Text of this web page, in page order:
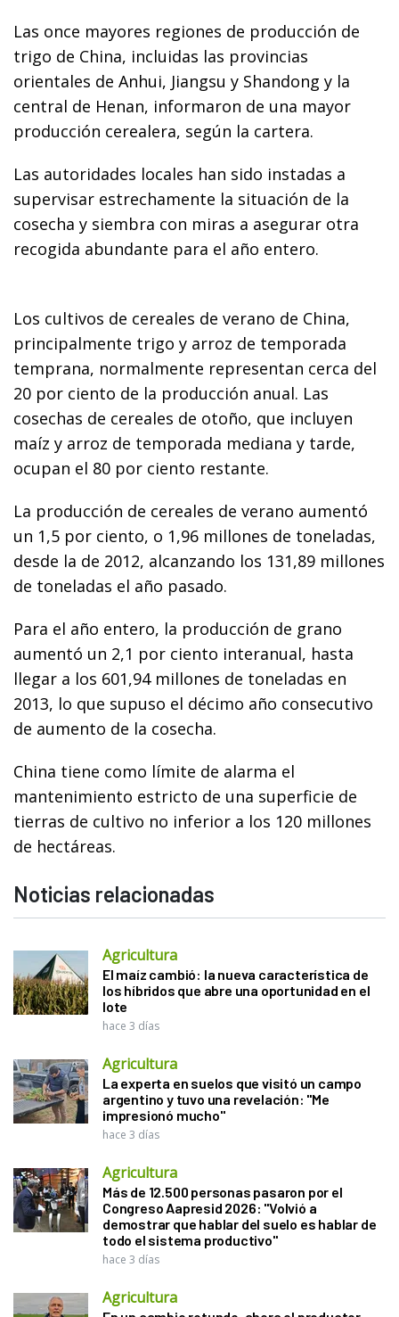
Las once mayores regiones de producción de
trigo de China, incluidas las provincias
orientales de Anhui, Jiangsu y Shandong y la
central de Henan, informaron de una mayor
producción cerealera, según la cartera.
Las autoridades locales han sido instadas a
supervisar estrechamente la situación de la
cosecha y siembra con miras a asegurar otra
recogida abundante para el año entero.
Los cultivos de cereales de verano de China,
principalmente trigo y arroz de temporada
temprana, normalmente representan cerca del
20 por ciento de la producción anual. Las
cosechas de cereales de otoño, que incluyen
maíz y arroz de temporada mediana y tarde,
ocupan el 80 por ciento restante.
La producción de cereales de verano aumentó
un 1,5 por ciento, o 1,96 millones de toneladas,
desde la de 2012, alcanzando los 131,89 millones
de toneladas el año pasado.
Para el año entero, la producción de grano
aumentó un 2,1 por ciento interanual, hasta
llegar a los 601,94 millones de toneladas en
2013, lo que supuso el décimo año consecutivo
de aumento de la cosecha.
China tiene como límite de alarma el
mantenimiento estricto de una superficie de
tierras de cultivo no inferior a los 120 millones
de hectáreas.
Noticias relacionadas
Agricultura
El maíz cambió: la nueva característica de
los híbridos que abre una oportunidad en el
lote
hace 3 días
Agricultura
La experta en suelos que visitó un campo
argentino y tuvo una revelación: "Me
impresionó mucho"
hace 3 días
Agricultura
Más de 12.500 personas pasaron por el
Congreso Aapresid 2026: "Volvió a
demostrar que hablar del suelo es hablar de
todo el sistema productivo"
hace 3 días
Agricultura